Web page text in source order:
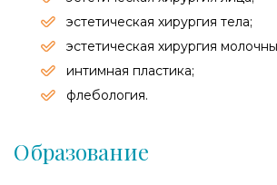
эстетическая хирургия тела;
эстетическая хирургия
интимная пластика;
флебология.
Образование